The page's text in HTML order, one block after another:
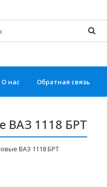
О нас Обратная связь
ВАЗ 1118 БРТ
ВАЗ 1118 БРТ